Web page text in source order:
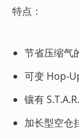
特点：
节省压缩气
可变 Hop-
镶有
加长型空仓